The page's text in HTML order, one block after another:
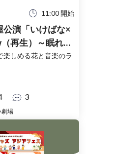
11:00 開始
公演「いけばな×
再生）～眠れる
～」
楽しめる花と音楽のラ
3
劇場